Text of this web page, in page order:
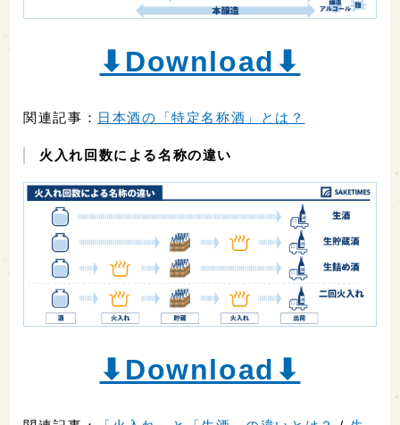
⬇︎Download⬇︎
関連記事： 日本酒の「特定名称酒」とは？
火入れ回数による名称の違い
⬇︎Download⬇︎